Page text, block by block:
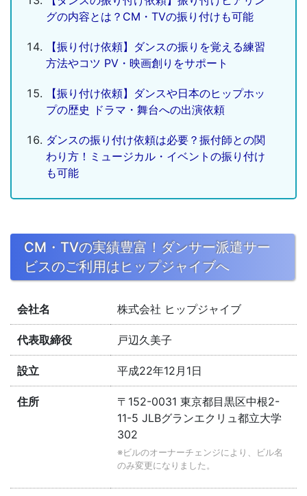
グの内容とは？CM・TVの振り付けも可能
【振り付け依頼】ダンスの振りを覚える練習
方法やコツ PV・映画創りをサポート
【振り付け依頼】ダンスや日本のヒップホッ
プの歴史 ドラマ・舞台への出演依頼
ダンスの振り付け依頼は必要？振付師との関
わり方！ミュージカル・イベントの振り付け
も可能
CM・TVの実績豊富！ダンサー派遣サー
ビスのご利用はヒップジャイブへ
会社名 株式会社 ヒップジャイブ
代表取締役 戸辺久美子
設立 平成22年12月1日
住所
〒152-0031 東京都目黒区中根2-
11-5 JLBグランエクリュ都立大学
302
※ビルのオーナーチェンジにより、ビル名
のみ変更になりました。